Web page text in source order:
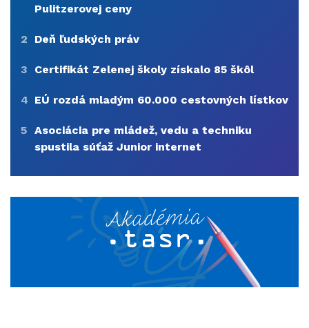
Pulitzerovej ceny
2 Deň ľudských práv
3 Certifikát Zelenej školy získalo 85 škôl
4 EÚ rozdá mladým 60.000 cestovných lístkov
5 Asociácia pre mládež, vedu a techniku
spustila súťaž Junior internet